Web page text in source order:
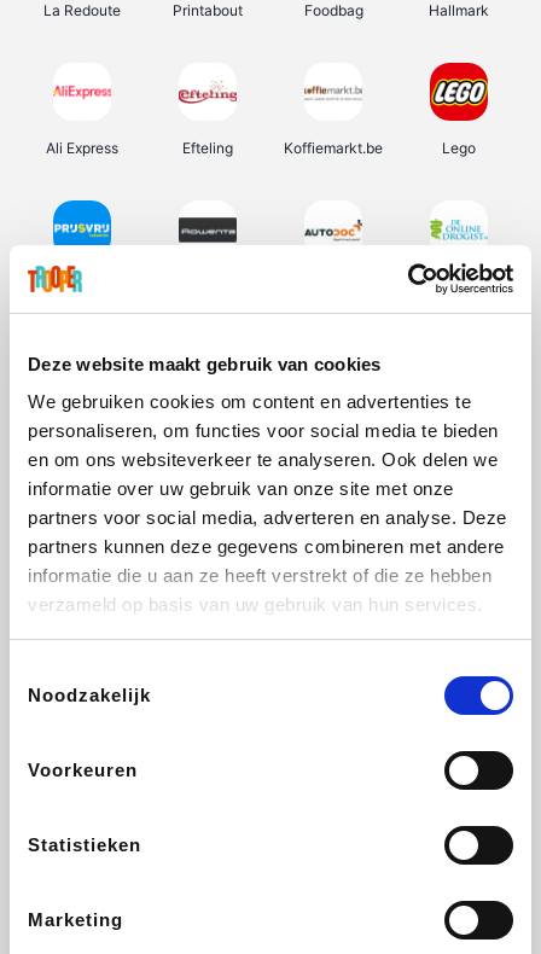
Deze website maakt gebruik van cookies
We gebruiken cookies om content en advertenties te
personaliseren, om functies voor social media te bieden
en om ons websiteverkeer te analyseren. Ook delen we
informatie over uw gebruik van onze site met onze
partners voor social media, adverteren en analyse. Deze
partners kunnen deze gegevens combineren met andere
informatie die u aan ze heeft verstrekt of die ze hebben
verzameld op basis van uw gebruik van hun services.
Noodzakelijk
Voorkeuren
Statistieken
Marketing
La Redoute Printabout Foodbag Hallmark
Ali Express Efteling Koffiemarkt.be Lego
Prijsvrij De Online Drogist
Vidaxl Plopsa Lampenlicht.be Adidas
All Accor
DectDirect ZEB
SupraBazar